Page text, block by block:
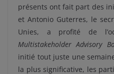
présents ont fait part des
et Antonio Guterres, le
Unies, a profité de
Multistakeholder Advisory
initié tout juste une
la plus significative, les